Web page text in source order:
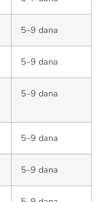
5–9 dana
5–9 dana
5–9 dana
5–9 dana
5–9 dana